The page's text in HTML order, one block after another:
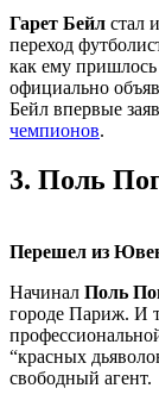
Гарет Бейл стал
переход
как ему пришлось
официально
Бейл впервые
чемпионов.
3. Поль
Перешел из
Начинал Поль
городе Париж. И
“красных
свободный агент.